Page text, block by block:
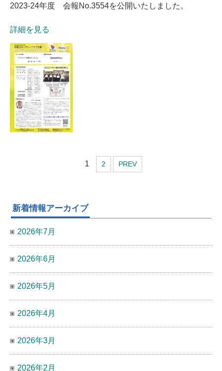
2023-24年度 会報No.3554を公開いたしました。
詳細を見る
1 2 PREV
新着情報アーカイブ
2026年7月
2026年6月
2026年5月
2026年4月
2026年3月
2026年2月